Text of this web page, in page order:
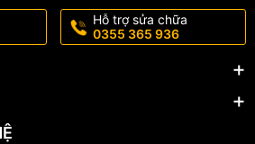
Hỗ trợ sửa chữa
0355 365 936